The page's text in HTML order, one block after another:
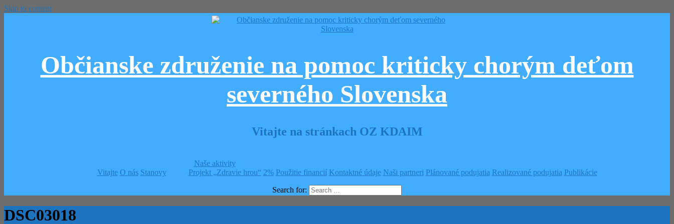
Skip to content
Občianske združenie na pomoc kriticky chorým deťom
severného Slovenska
Vitajte na stránkach OZ KDAIM
Vitajte O nás Stanovy
Naše aktivity
Projekt „Zdravie hrou“ 2% Použitie financií Kontaktné údaje Naši partneri Plánované podujatia Realizované podujatia Publikácie
Search for:
DSC03018